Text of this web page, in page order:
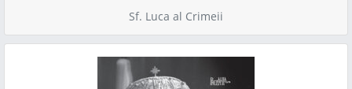
Sf. Luca al Crimeii